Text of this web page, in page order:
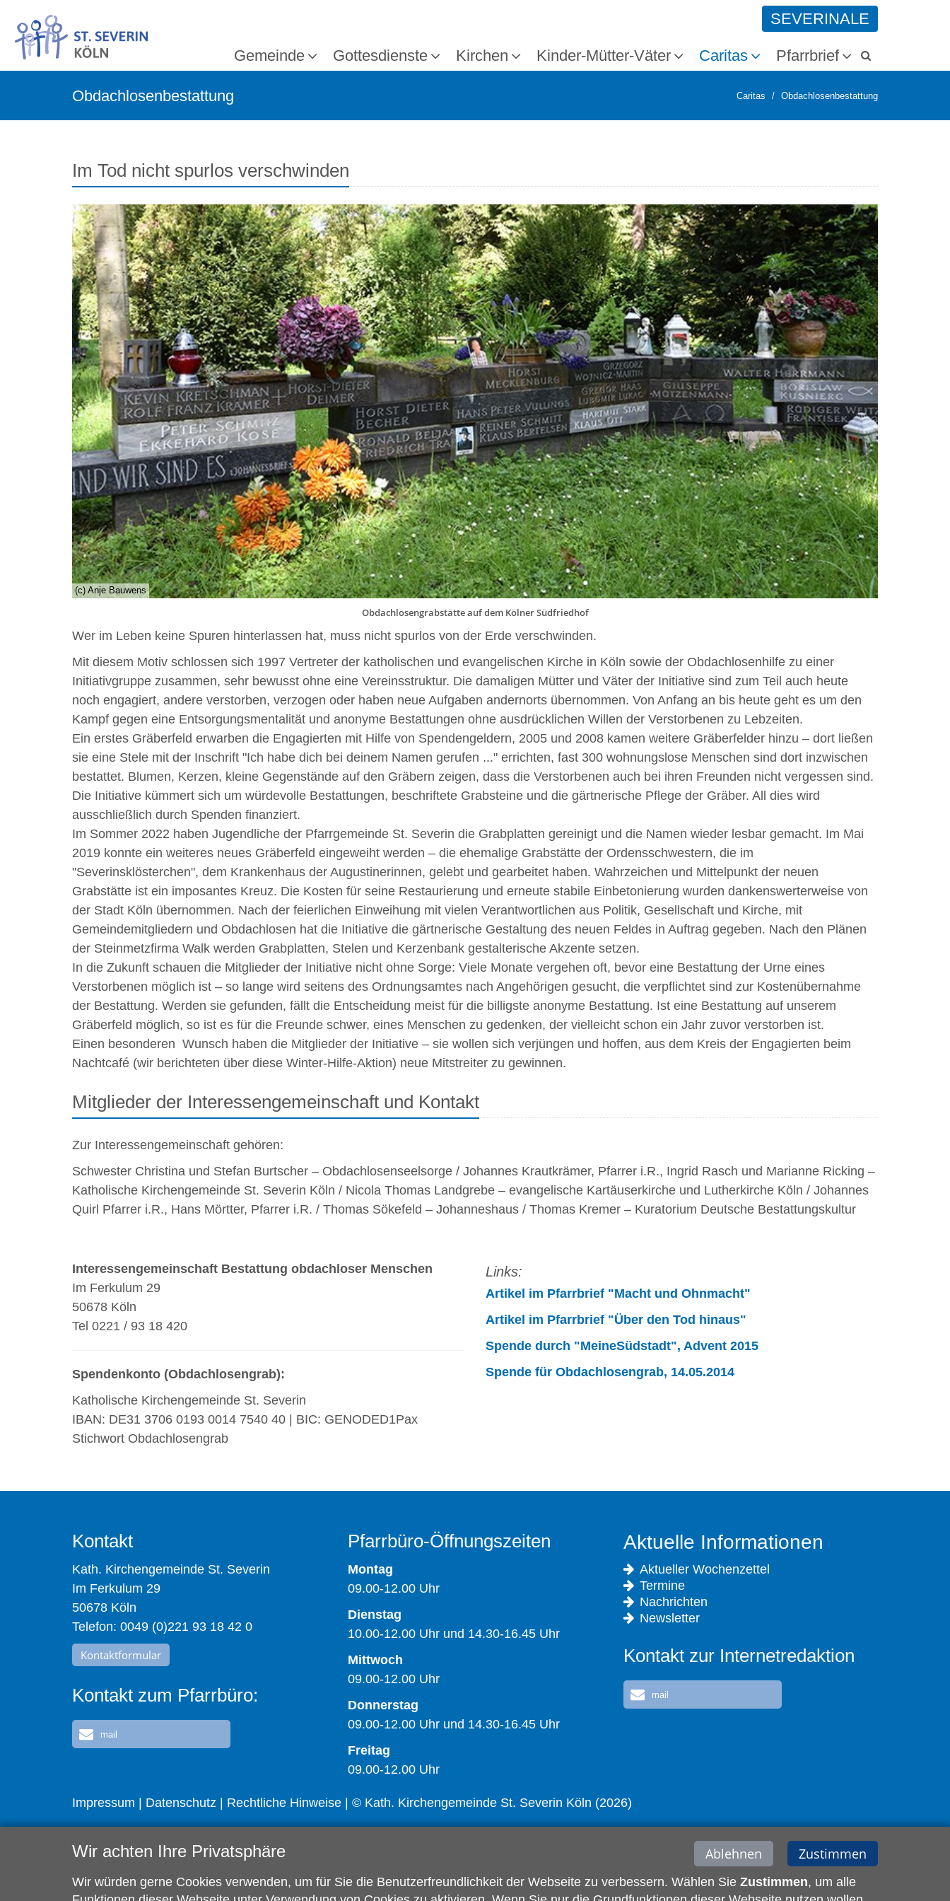
SEVERINALE
Gemeinde Gottesdienste Kirchen Kinder-Mütter-Väter Caritas Pfarrbrief
Obdachlosenbestattung Caritas Obdachlosenbestattung
Im Tod nicht spurlos verschwinden
(c) Anje Bauwens
Obdachlosengrabstätte auf dem Kölner Südfriedhof
Wer im Leben keine Spuren hinterlassen hat, muss nicht spurlos von der Erde verschwinden.
Mit diesem Motiv schlossen sich 1997 Vertreter der katholischen und evangelischen Kirche in Köln sowie der Obdachlosenhilfe zu einer
Initiativgruppe zusammen, sehr bewusst ohne eine Vereinsstruktur. Die damaligen Mütter und Väter der Initiative sind zum Teil auch heute
noch engagiert, andere verstorben, verzogen oder haben neue Aufgaben andernorts übernommen. Von Anfang an bis heute geht es um den
Kampf gegen eine Entsorgungsmentalität und anonyme Bestattungen ohne ausdrücklichen Willen der Verstorbenen zu Lebzeiten.
Ein erstes Gräberfeld erwarben die Engagierten mit Hilfe von Spendengeldern, 2005 und 2008 kamen weitere Gräberfelder hinzu – dort ließen
sie eine Stele mit der Inschrift "Ich habe dich bei deinem Namen gerufen ..." errichten, fast 300 wohnungslose Menschen sind dort inzwischen
bestattet. Blumen, Kerzen, kleine Gegenstände auf den Gräbern zeigen, dass die Verstorbenen auch bei ihren Freunden nicht vergessen sind.
Die Initiative kümmert sich um würdevolle Bestattungen, beschriftete Grabsteine und die gärtnerische Pflege der Gräber. All dies wird
ausschließlich durch Spenden finanziert.
Im Sommer 2022 haben Jugendliche der Pfarrgemeinde St. Severin die Grabplatten gereinigt und die Namen wieder lesbar gemacht. Im Mai
2019 konnte ein weiteres neues Gräberfeld eingeweiht werden – die ehemalige Grabstätte der Ordensschwestern, die im
"Severinsklösterchen", dem Krankenhaus der Augustinerinnen, gelebt und gearbeitet haben. Wahrzeichen und Mittelpunkt der neuen
Grabstätte ist ein imposantes Kreuz. Die Kosten für seine Restaurierung und erneute stabile Einbetonierung wurden dankenswerterweise von
der Stadt Köln übernommen. Nach der feierlichen Einweihung mit vielen Verantwortlichen aus Politik, Gesellschaft und Kirche, mit
Gemeindemitgliedern und Obdachlosen hat die Initiative die gärtnerische Gestaltung des neuen Feldes in Auftrag gegeben. Nach den Plänen
der Steinmetzfirma Walk werden Grabplatten, Stelen und Kerzenbank gestalterische Akzente setzen.
In die Zukunft schauen die Mitglieder der Initiative nicht ohne Sorge: Viele Monate vergehen oft, bevor eine Bestattung der Urne eines
Verstorbenen möglich ist – so lange wird seitens des Ordnungsamtes nach Angehörigen gesucht, die verpflichtet sind zur Kostenübernahme
der Bestattung. Werden sie gefunden, fällt die Entscheidung meist für die billigste anonyme Bestattung. Ist eine Bestattung auf unserem
Gräberfeld möglich, so ist es für die Freunde schwer, eines Menschen zu gedenken, der vielleicht schon ein Jahr zuvor verstorben ist.
Einen besonderen Wunsch haben die Mitglieder der Initiative – sie wollen sich verjüngen und hoffen, aus dem Kreis der Engagierten beim
Nachtcafé (wir berichteten über diese Winter-Hilfe-Aktion) neue Mitstreiter zu gewinnen.
Mitglieder der Interessengemeinschaft und Kontakt
Zur Interessengemeinschaft gehören:
Schwester Christina und Stefan Burtscher – Obdachlosenseelsorge / Johannes Krautkrämer, Pfarrer i.R., Ingrid Rasch und Marianne Ricking –
Katholische Kirchengemeinde St. Severin Köln / Nicola Thomas Landgrebe – evangelische Kartäuserkirche und Lutherkirche Köln / Johannes
Quirl Pfarrer i.R., Hans Mörtter, Pfarrer i.R. / Thomas Sökefeld – Johanneshaus / Thomas Kremer – Kuratorium Deutsche Bestattungskultur
Interessengemeinschaft Bestattung obdachloser Menschen
Im Ferkulum 29
50678 Köln
Tel 0221 / 93 18 420
Spendenkonto (Obdachlosengrab):
Katholische Kirchengemeinde St. Severin
IBAN: DE31 3706 0193 0014 7540 40 | BIC: GENODED1Pax
Stichwort Obdachlosengrab
Links:
Artikel im Pfarrbrief "Macht und Ohnmacht"
Artikel im Pfarrbrief "Über den Tod hinaus"
Spende durch "MeineSüdstadt", Advent 2015
Spende für Obdachlosengrab, 14.05.2014
Kontakt
Kath. Kirchengemeinde St. Severin
Im Ferkulum 29
50678 Köln
Telefon: 0049 (0)221 93 18 42 0
Kontaktformular
Kontakt zum Pfarrbüro:
mail
Pfarrbüro-Öffnungszeiten
Montag
09.00-12.00 Uhr
Dienstag
10.00-12.00 Uhr und 14.30-16.45 Uhr
Mittwoch
09.00-12.00 Uhr
Donnerstag
09.00-12.00 Uhr und 14.30-16.45 Uhr
Freitag
09.00-12.00 Uhr
Aktuelle Informationen
Aktueller Wochenzettel
Termine
Nachrichten
Newsletter
Kontakt zur Internetredaktion
mail
Impressum Datenschutz Rechtliche Hinweise | © Kath. Kirchengemeinde St. Severin Köln (2026)
Wir achten Ihre Privatsphäre Ablehnen Zustimmen
Wir würden gerne Cookies verwenden, um für Sie die Benutzerfreundlichkeit der Webseite zu verbessern. Wählen Sie Zustimmen, um alle